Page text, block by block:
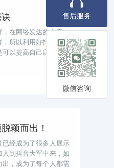
在网络发达的今天，
所以利用好抖音来做
以提高自己店铺的销
颖而出！
经成为了很多人展示
到抖音大军中来，如
，成为了每个人都需
售后服务
微信咨询